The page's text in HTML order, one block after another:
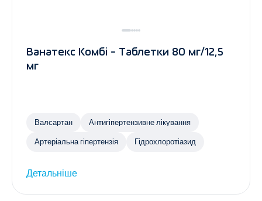
Ванатекс Комбі - Таблетки 80 мг/12,5
мг
Валсартан Антигіпертензивне лікування
Артеріальна гіпертензія Гідрохлоротіазид
Детальніше